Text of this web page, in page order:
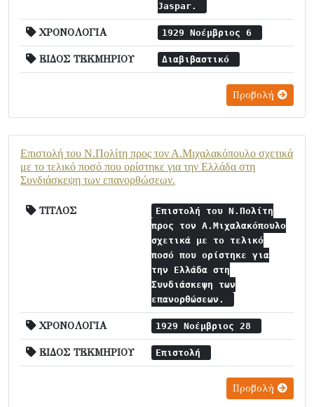
Jaspar.
ΧΡΟΝΟΛΟΓΙΑ 1929 Νοέμβριος 6
ΕΙΔΟΣ ΤΕΚΜΗΡΙΟΥ Διαβιβαστικό
Προβολή
Επιστολή του Ν.Πολίτη προς τον Α.Μιχαλακόπουλο σχετικά
με το τελικό ποσό που ορίστηκε για την Ελλάδα στη
Συνδιάσκεψη των επανορθώσεων.
ΤΙΤΛΟΣ
Επιστολή του Ν.Πολίτη
προς τον Α.Μιχαλακόπουλο
σχετικά με το τελικό
ποσό που ορίστηκε για
την Ελλάδα στη
Συνδιάσκεψη των
επανορθώσεων.
ΧΡΟΝΟΛΟΓΙΑ 1929 Νοέμβριος 28
ΕΙΔΟΣ ΤΕΚΜΗΡΙΟΥ Επιστολή
Προβολή